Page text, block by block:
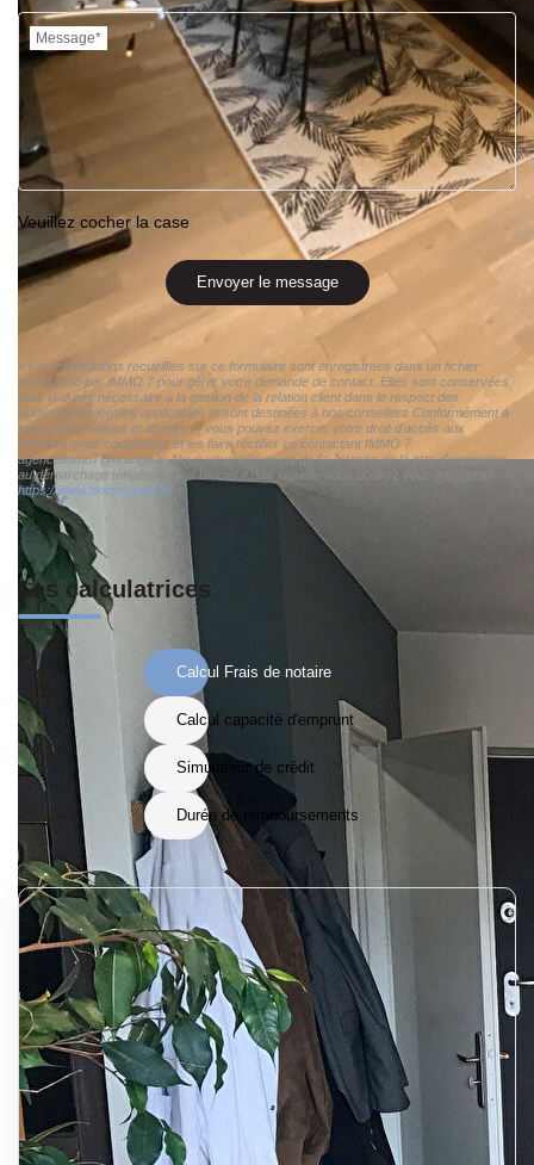
Message*
Veuillez cocher la case
Envoyer le message
« Les informations recueillies sur ce formulaire sont enregistrées dans un fichier
informatisé par IMMO 7 pour gérer votre demande de contact. Elles sont conservées
pour la durée nécessaire à la gestion de la relation client dans le respect des
prescriptions légales applicables et sont destinées à nos conseillers Conformément à
la loi « informatique et libertés », vous pouvez exercer votre droit d'accès aux
données vous concernant et les faire rectifier en contactant IMMO 7
agenceimmo7@orange.fr. Nous vous informons de l'existence de la liste d'opposition
au démarchage téléphonique « Bloctel », sur laquelle vous pouvez vous inscrire ici :
https://www.bloctel.gouv.fr/»
Les calculatrices
Calcul Frais de notaire
Calcul capacité d'emprunt
Simulateur de crédit
Durée de remboursements